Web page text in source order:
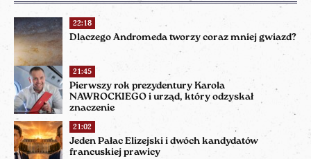
22:18
Dlaczego Andromeda tworzy coraz mniej gwiazd?
21:45
Pierwszy rok prezydentury Karola
NAWROCKIEGO i urząd, który odzyskał
znaczenie
21:02
Jeden Pałac Elizejski i dwóch kandydatów
francuskiej prawicy